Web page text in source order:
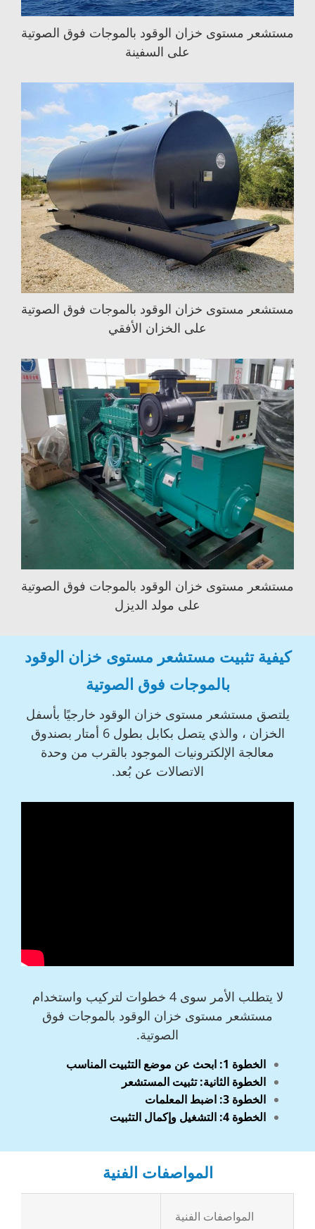
مستشعر مستوى خزان الوقود بالموجات فوق الصوتية
على السفينة
مستشعر مستوى خزان الوقود بالموجات فوق الصوتية
على الخزان الأفقي
مستشعر مستوى خزان الوقود بالموجات فوق الصوتية
على مولد الديزل
كيفية تثبيت مستشعر مستوى خزان الوقود
بالموجات فوق الصوتية
يلتصق مستشعر مستوى خزان الوقود خارجيًا بأسفل
الخزان ، والذي يتصل بكابل بطول 6 أمتار بصندوق
معالجة الإلكترونيات الموجود بالقرب من وحدة
الاتصالات عن بُعد.
لا يتطلب الأمر سوى 4 خطوات لتركيب واستخدام
مستشعر مستوى خزان الوقود بالموجات فوق
الصوتية.
الخطوة 1: ابحث عن موضع التثبيت المناسب
الخطوة الثانية: تثبيت المستشعر
الخطوة 3: اضبط المعلمات
الخطوة 4: التشغيل وإكمال التثبيت
المواصفات الفنية
المواصفات الفنية